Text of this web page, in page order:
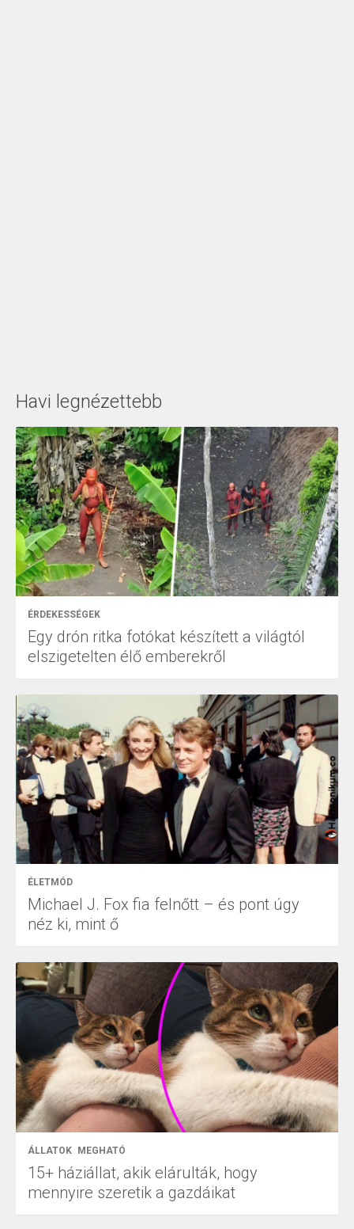
Havi legnézettebb
ÉRDEKESSÉGEK
Egy drón ritka fotókat készített a világtól
elszigetelten élő emberekről
ÉLETMÓD
Michael J. Fox fia felnőtt – és pont úgy
néz ki, mint ő
ÁLLATOK MEGHATÓ
15+ háziállat, akik elárulták, hogy
mennyire szeretik a gazdáikat